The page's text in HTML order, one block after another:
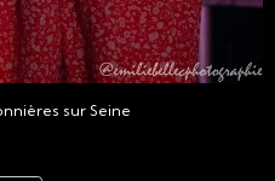
sur Seine